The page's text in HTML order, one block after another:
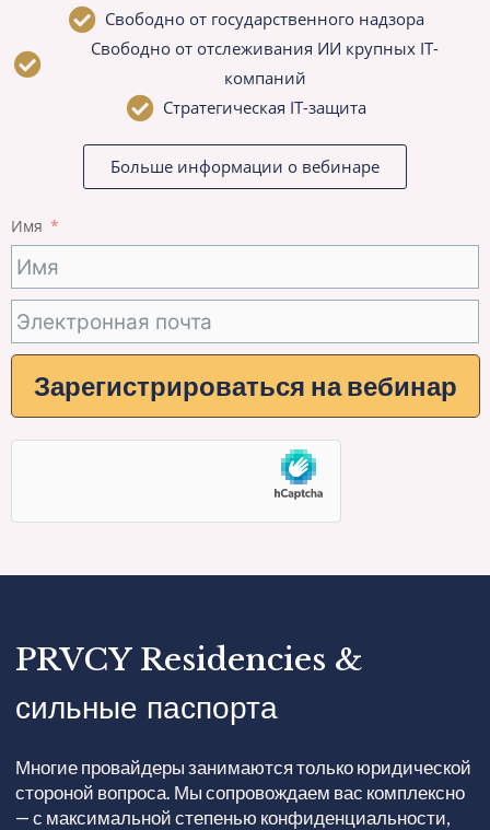
Свободно от государственного надзора
Свободно от отслеживания ИИ крупных IT-
компаний
Стратегическая IT-защита
Больше информации о вебинаре
Имя
Зарегистрироваться на вебинар
PRVCY Residencies &
сильные паспорта
Многие провайдеры занимаются только юридической
стороной вопроса. Мы сопровождаем вас комплексно
— с максимальной степенью конфиденциальности,